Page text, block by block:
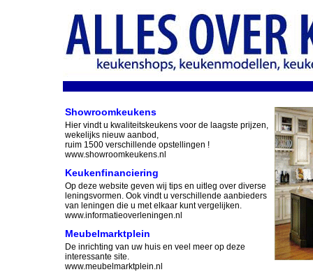
Showroomkeukens
Hier vindt u kwaliteitskeukens voor de laagste prijzen,
wekelijks nieuw aanbod,
ruim 1500 verschillende opstellingen !
www.showroomkeukens.nl
Keukenfinanciering
Op deze website geven wij tips en uitleg over diverse
leningsvormen. Ook vindt u verschillende aanbieders
van leningen die u met elkaar kunt vergelijken.
www.informatieoverleningen.nl
Meubelmarktplein
De inrichting van uw huis en veel meer op deze
interessante site.
www.meubelmarktplein.nl